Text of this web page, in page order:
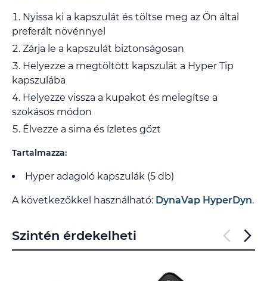
Nyissa ki a kapszulát és töltse meg az Ön által
preferált növénnyel
Zárja le a kapszulát biztonságosan
Helyezze a megtöltött kapszulát a Hyper Tip
kapszulába
Helyezze vissza a kupakot és melegítse a
szokásos módon
Élvezze a sima és ízletes gőzt
Tartalmazza:
Hyper adagoló kapszulák (5 db)
A következőkkel használható: DynaVap HyperDyn.
Szintén érdekelheti